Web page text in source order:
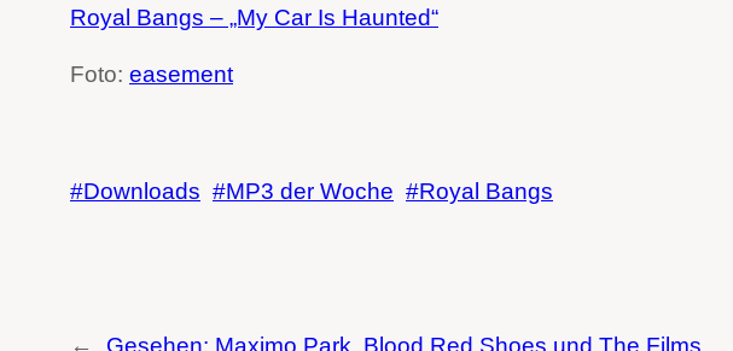
Royal Bangs – „My Car Is Haunted“
Foto: easement
Downloads MP3 der Woche Royal Bangs
←
Gesehen: Maximo Park, Blood Red Shoes und The Films